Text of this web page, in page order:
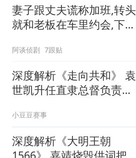
妻子跟丈夫谎称加班,转头
就和老板在车里约会,下秒
阿谈侦剧 7跟贴
深度解析《走向共和》 袁
世凯升任直隶总督负责接
小豆豆赛事
深度解析《大明王朝